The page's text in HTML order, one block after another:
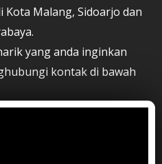
Malang, Sidoarjo dan
yang anda inginkan
kontak di bawah